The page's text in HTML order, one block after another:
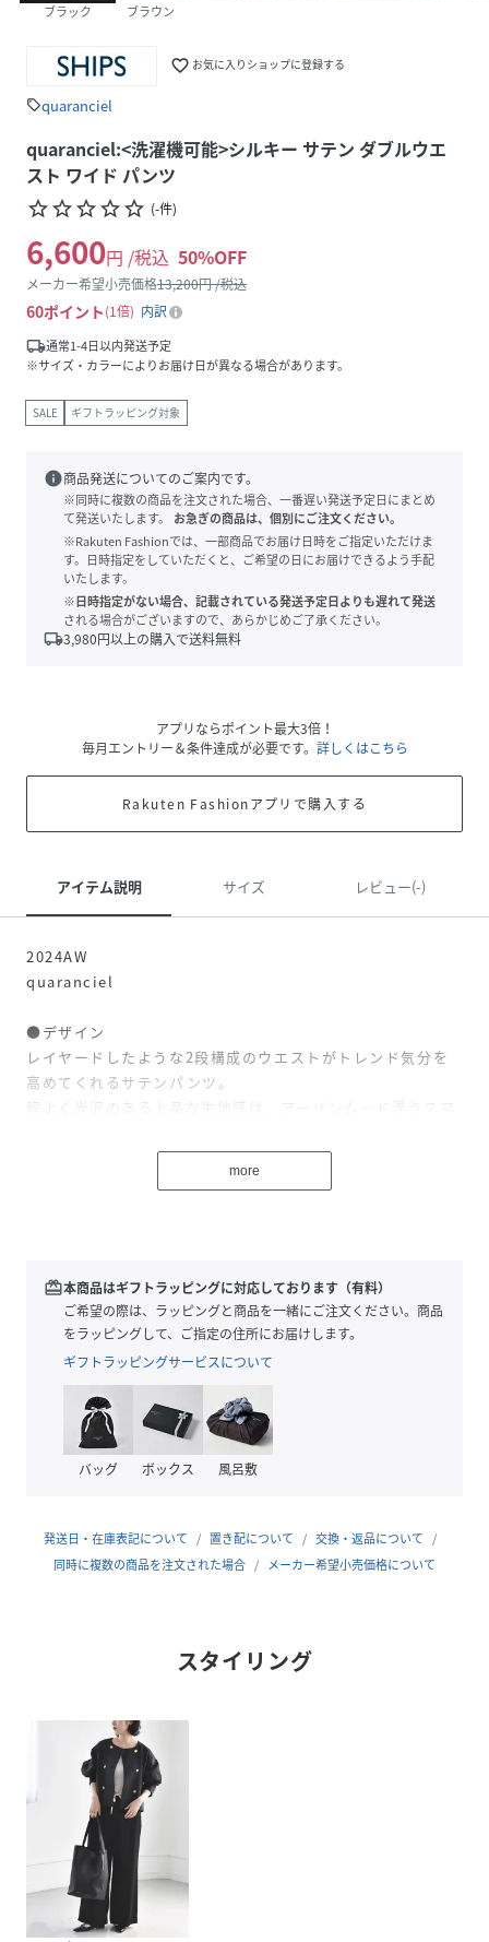
ブラック ブラウン
favorite_border お気に入りショップに登録する
sellquaranciel
quaranciel:<洗濯機可能>シルキー サテン ダブルウエ
スト ワイド パンツ
star_borderstar_borderstar_borderstar_borderstar_border (-件)
6,600円 /税込 50%OFF
メーカー希望小売価格13,200円 /税込
60ポイント 1倍
内訳
local_shipping通常1-4日以内発送予定
※サイズ・カラーによりお届け日が異なる場合があります。
SALE ギフトラッピング対象
info商品発送についてのご案内です。
※同時に複数の商品を注文された場合、一番遅い発送予定日にまとめ
て発送いたします。
お急ぎの商品は、個別にご注文ください。
※Rakuten Fashionでは、一部商品でお届け日時をご指定いただけま
す。日時指定をしていただくと、ご希望の日にお届けできるよう手配
いたします。
※日時指定がない場合、記載されている発送予定日よりも遅れて発送
される場合がございますので、あらかじめご了承ください。
local_shipping3,980円以上の購入で送料無料
アプリならポイント最大3倍！
毎月エントリー＆条件達成が必要です。 詳しくはこちら
Rakuten Fashionアプリで購入する
アイテム説明 サイズ レビュー(-)
2024AW
quaranciel
●デザイン
レイヤードしたような2段構成のウエストがトレンド気分を
高めてくれるサテンパンツ。
程よく光沢のある上品な生地感は、アーバンムード漂うスマ
ワンタックで落ち感もあるので、ワイドシルエットですが広
がりすぎないのもポイントです。
・微光沢のあるサテン生地
●コーディネート
トップスをインしたスタイリングはもちろん、アウトでルー
ズに着こなしても女性らしい装いに。
滑りの良い質感で、毛足の長いニットやオーバーシルエット
のカットソーとも相性抜群です。
オフィスにもご旅行にも、オンオフ使えてオシャレ見えする
＜セットアップ対応アイテム＞
・シャツ（品番：611-14-0020）同色はブラックのみ
-------------------------------------
透け感：無
光沢感：有
裏地 ：有
水洗い：可
-------------------------------------
【スタッフ着用コメント】
身長:162cm/体型:普通/普段サイズ:Ｍ/着用サイ
ズ:ONESIZE
サイズ感：全体的にゆったりしているので、脚のラインは拾
more
redeem本商品はギフトラッピングに対応しております（有料）
ご希望の際は、ラッピングと商品を一緒にご注文ください。商品
をラッピングして、ご指定の住所にお届けします。
ギフトラッピングサービスについて
バッグ ボックス 風呂敷
発送日・在庫表記について 置き配について
交換・返品について
同時に複数の商品を注文された場合
メーカー希望小売価格について
スタイリング